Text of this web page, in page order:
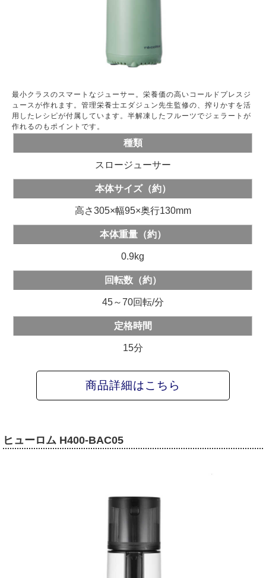
最小クラスのスマートなジューサー。栄養価の高いコールドプレスジ
ュースが作れます。管理栄養士エダジュン先生監修の、搾りかすを活
用したレシピが付属しています。半解凍したフルーツでジェラートが
作れるのもポイントです。
種類
スロージューサー
本体サイズ（約）
高さ305×幅95×奥行130mm
本体重量（約）
0.9kg
回転数（約）
45～70回転/分
定格時間
15分
商品詳細はこちら
ヒューロム H400-BAC05